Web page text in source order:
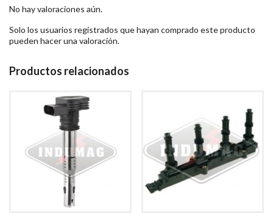
No hay valoraciones aún.
Solo los usuarios registrados que hayan comprado este producto
pueden hacer una valoración.
Productos relacionados